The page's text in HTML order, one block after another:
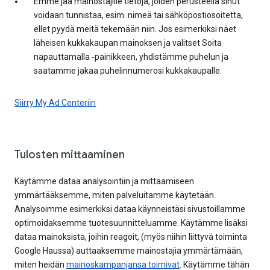
voidaan tunnistaa, esim. nimeä tai sähköpostiosoitetta,
ellet pyydä meitä tekemään niin. Jos esimerkiksi näet
läheisen kukkakaupan mainoksen ja valitset Soita
napauttamalla ‑painikkeen, yhdistämme puhelun ja
saatamme jakaa puhelinnumerosi kukkakaupalle.
Siirry My Ad Centeriin
Tulosten mittaaminen
Käytämme dataa analysointiin ja mittaamiseen
ymmärtääksemme, miten palveluitamme käytetään.
Analysoimme esimerkiksi dataa käynneistäsi sivustoillamme
optimoidaksemme tuotesuunnitteluamme. Käytämme lisäksi
dataa mainoksista, joihin reagoit, (myös niihin liittyvä toiminta
Google Haussa) auttaaksemme mainostajia ymmärtämään,
miten heidän mainoskampanjansa toimivat . Käytämme tähän